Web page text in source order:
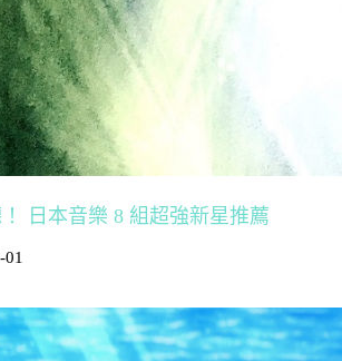
日本音樂 8 組超強新星推薦
01